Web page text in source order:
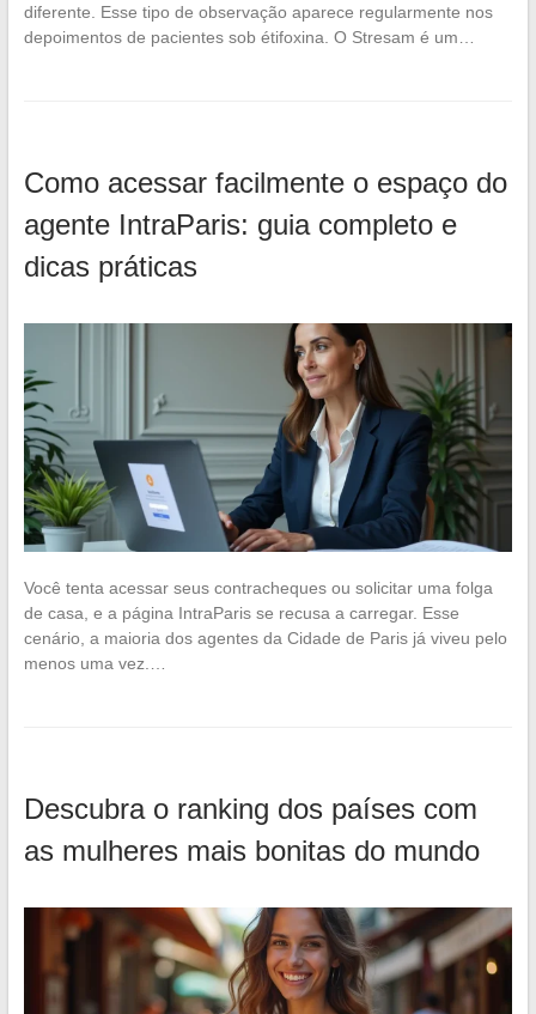
diferente. Esse tipo de observação aparece regularmente nos
depoimentos de pacientes sob étifoxina. O Stresam é um…
Como acessar facilmente o espaço do
agente IntraParis: guia completo e
dicas práticas
Você tenta acessar seus contracheques ou solicitar uma folga
de casa, e a página IntraParis se recusa a carregar. Esse
cenário, a maioria dos agentes da Cidade de Paris já viveu pelo
menos uma vez.…
Descubra o ranking dos países com
as mulheres mais bonitas do mundo